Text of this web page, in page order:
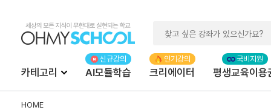
카테고리 AI모듈학습 크리에이터 평생교육이용
HOME